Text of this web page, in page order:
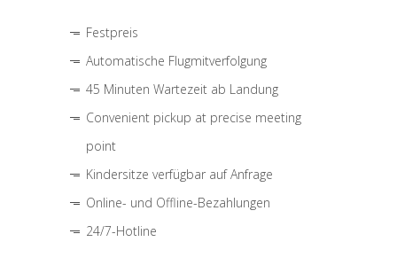
Festpreis
Automatische Flugmitverfolgung
45 Minuten Wartezeit ab Landung
Convenient pickup at precise meeting
point
Kindersitze verfügbar auf Anfrage
Online- und Offline-Bezahlungen
24/7-Hotline